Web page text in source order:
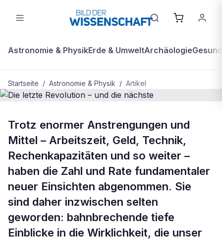
Astronomie & PhysikErde & UmweltArchäologie
Startseite / Astronomie & Physik / Artikel
ASTRONOMIE & PHYSIK
Die letzte Revolution – und die
nächste
Trotz enormer Anstrengungen und
Mittel – Arbeitszeit, Geld, Technik,
Rechenkapazitäten und so weiter –
haben die Zahl und Rate fundamentaler
neuer Einsichten abgenommen. Sie
sind daher inzwischen selten
geworden: bahnbrechende tiefe
Einblicke in die Wirklichkeit, die unser